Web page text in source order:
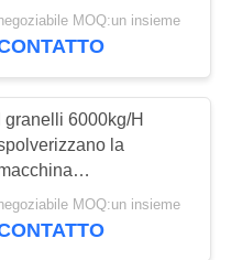
69
6000kg per il prodotto
chimico
MOQ:un insieme
I granelli 6000kg/H
la
d'alimentazione
nell'industria di derrate
MOQ:un insieme